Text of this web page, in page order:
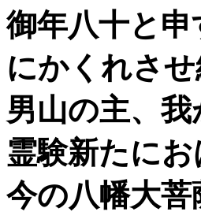
御年八十と
にかくれさせ
男山の主、
霊験新たにお
今の八幡大菩